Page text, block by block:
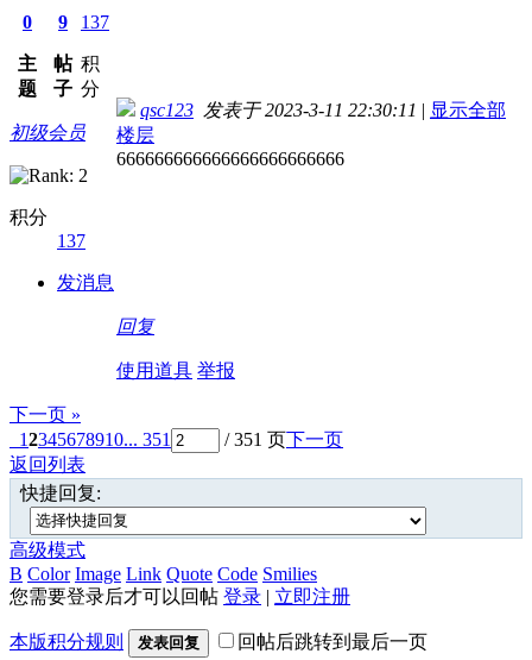
0
主
题
9
帖
子
137
积
分
初级会员
积分
137
发消息
qsc123 发表于 2023-3-11 22:30:11 | 显示全部
楼层
666666666666666666666666
回复
使用道具 举报
下一页 »
12345678910... 351 / 351 页下一页
返回列表
快捷回复:
高级模式
B Color Image Link Quote Code Smilies
您需要登录后才可以回帖 登录 | 立即注册
本版积分规则 发表回复 回帖后跳转到最后一页